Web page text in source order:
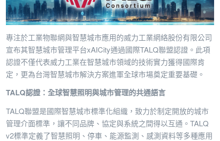
專注於工業物聯網與智慧城市應用的威力工業網絡股份有限公司
宣布其智慧城市管理平台xAICity通過國際TALQ聯盟認證。此項
認證不僅代表威力工業在智慧城市領域的技術實力獲得國際肯
定，更為台灣智慧城市解決方案進軍全球市場奠定重要基礎。
TALQ認證：全球智慧照明與城市管理的共通語言
TALQ聯盟是國際智慧城市標準化組織，致力於制定開放的城市
管理介面標準，讓不同品牌、協定與系統之間得以互通。TALQ
v2標準定義了智慧照明、停車、能源監測、感測資料等多種應用